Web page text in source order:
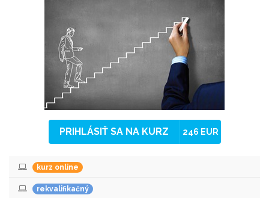
PRIHLÁSIŤ SA NA KURZ 246 EUR
kurz online
rekvalifikačný